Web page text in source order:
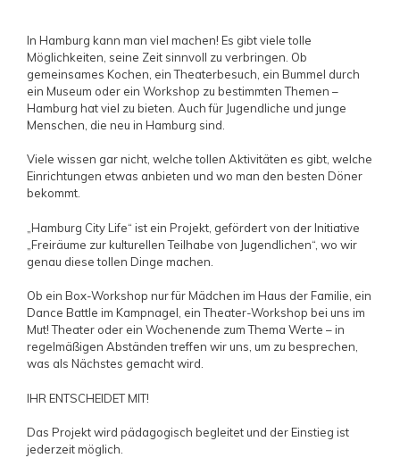
In Hamburg kann man viel machen! Es gibt viele tolle
Möglichkeiten, seine Zeit sinnvoll zu verbringen. Ob
gemeinsames Kochen, ein Theaterbesuch, ein Bummel durch
ein Museum oder ein Workshop zu bestimmten Themen –
Hamburg hat viel zu bieten. Auch für Jugendliche und junge
Menschen, die neu in Hamburg sind.
Viele wissen gar nicht, welche tollen Aktivitäten es gibt, welche
Einrichtungen etwas anbieten und wo man den besten Döner
bekommt.
„Hamburg City Life“ ist ein Projekt, gefördert von der Initiative
„Freiräume zur kulturellen Teilhabe von Jugendlichen“, wo wir
genau diese tollen Dinge machen.
Ob ein Box-Workshop nur für Mädchen im Haus der Familie, ein
Dance Battle im Kampnagel, ein Theater-Workshop bei uns im
Mut! Theater oder ein Wochenende zum Thema Werte – in
regelmäßigen Abständen treffen wir uns, um zu besprechen,
was als Nächstes gemacht wird.
IHR ENTSCHEIDET MIT!
Das Projekt wird pädagogisch begleitet und der Einstieg ist
jederzeit möglich.